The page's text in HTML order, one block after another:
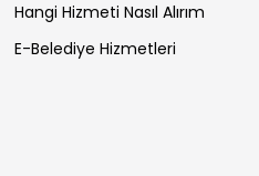
Hangi Hizmeti Nasıl Alırım
E-Belediye Hizmetleri